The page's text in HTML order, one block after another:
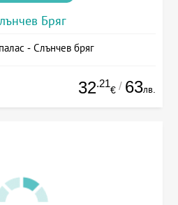
Бряг
- Слънчев бряг
32.21
€ / 63лв.